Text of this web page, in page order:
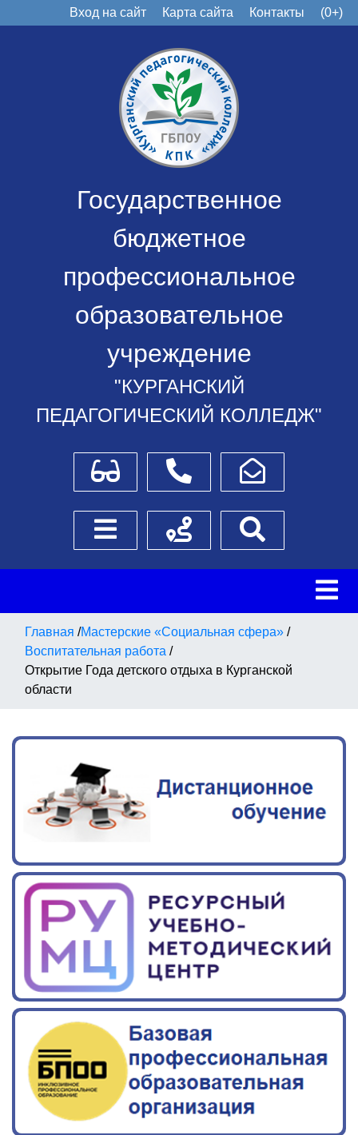
Вход на сайт Карта сайта Контакты (0+)
Государственное
бюджетное
профессиональное
образовательное
учреждение
"КУРГАНСКИЙ
ПЕДАГОГИЧЕСКИЙ КОЛЛЕДЖ"
Для слабовидящихТелефоныНаписать обращение
Боковое менюСхема проезда
Главная /Мастерские «Социальная сфера» /
Воспитательная работа /
Открытие Года детского отдыха в Курганской
области